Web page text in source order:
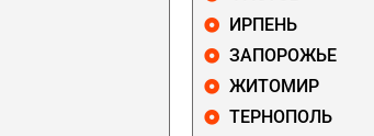
ИРПЕНЬ
ЗАПОРОЖЬЕ
ЖИТОМИР
ТЕРНОПОЛЬ